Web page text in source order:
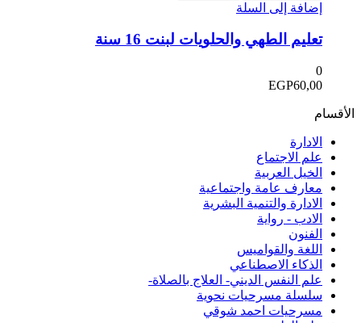
إضافة إلى السلة
تعليم الطهي والحلويات لبنت 16 سنة
0
EGP60,00
الأقسام
الادارة
علم الاجتماع
الخيل العربية
معارف عامة واجتماعية
الادارة والتنمية البشرية
الادب - رواية
الفنون
اللغة والقواميس
الذكاء الاصطناعي
علم النفس الديني- العلاج بالصلاة-
سلسلة مسرحيات نحوية
مسرحيات احمد شوقي